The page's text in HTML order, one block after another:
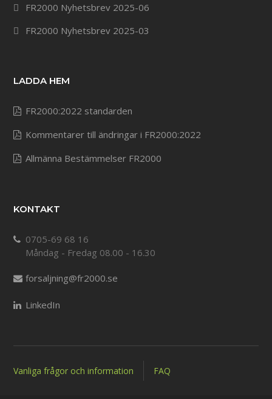
FR2000 Nyhetsbrev 2025-06
FR2000 Nyhetsbrev 2025-03
LADDA HEM
FR2000:2022 standarden
Kommentarer till ändringar i FR2000:2022
Allmänna Bestämmelser FR2000
KONTAKT
0705-69 68 16
Måndag - Fredag 08.00 - 16.30
forsaljning@fr2000.se
LinkedIn
Vanliga frågor och information FAQ